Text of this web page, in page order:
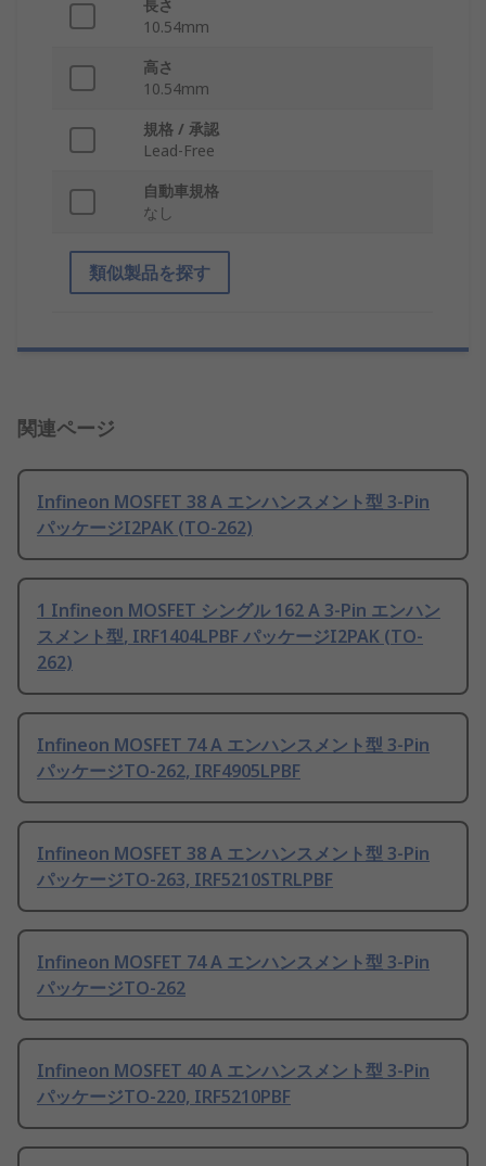
長さ
10.54mm
高さ
10.54mm
規格 / 承認
Lead-Free
自動車規格
なし
類似製品を探す
関連ページ
Infineon MOSFET 38 A エンハンスメント型 3-Pin
パッケージI2PAK (TO-262)
1 Infineon MOSFET シングル 162 A 3-Pin エンハン
スメント型, IRF1404LPBF パッケージI2PAK (TO-
262)
Infineon MOSFET 74 A エンハンスメント型 3-Pin
パッケージTO-262, IRF4905LPBF
Infineon MOSFET 38 A エンハンスメント型 3-Pin
パッケージTO-263, IRF5210STRLPBF
Infineon MOSFET 74 A エンハンスメント型 3-Pin
パッケージTO-262
Infineon MOSFET 40 A エンハンスメント型 3-Pin
パッケージTO-220, IRF5210PBF